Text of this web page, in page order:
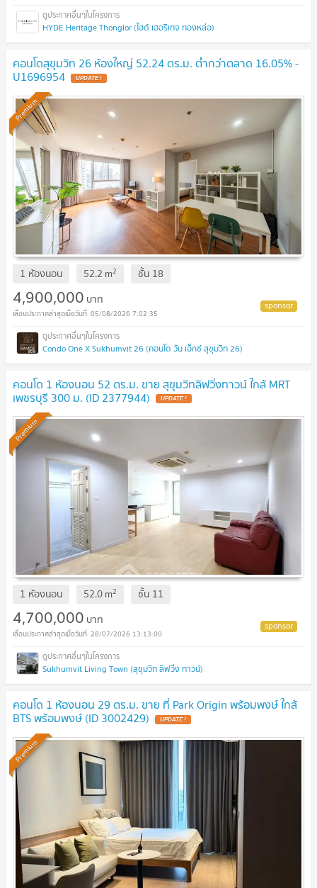
HYDE Heritage Thonglor (ไฮด์ เฮอริเทจ ทองหล่อ)
คอนโดสุขุมวิท 26 ห้องใหญ่ 52.24 ตร.ม. ต่ำกว่าตลาด 16.05% -
U1696954 UPDATE !
Premium
1 ห้องนอน 52.2 m2 ชั้น 18
4,900,000 บาท
05/08/2026 7:02:35
Condo One X Sukhumvit 26 (คอนโด วัน เอ็กซ์ สุขุมวิท 26)
คอนโด 1 ห้องนอน 52 ตร.ม. ขาย สุขุมวิทลิฟวิ่งทาวน์ ใกล้ MRT
เพชรบุรี 300 ม. (ID 2377944) UPDATE !
Premium
1 ห้องนอน 52.0m2 ชั้น 11
4,700,000 บาท
28/07/2026 13:13:00
Sukhumvit Living Town (สุขุมวิท ลิฟวิ่ง ทาวน์)
คอนโด 1 ห้องนอน 29 ตร.ม. ขาย ที่ Park Origin พร้อมพงษ์ ใกล้
BTS พร้อมพงษ์ (ID 3002429) UPDATE !
Premium